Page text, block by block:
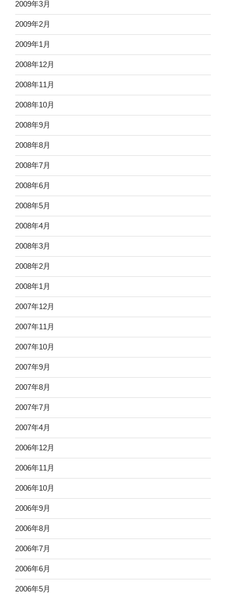
2009年3月
2009年2月
2009年1月
2008年12月
2008年11月
2008年10月
2008年9月
2008年8月
2008年7月
2008年6月
2008年5月
2008年4月
2008年3月
2008年2月
2008年1月
2007年12月
2007年11月
2007年10月
2007年9月
2007年8月
2007年7月
2007年4月
2006年12月
2006年11月
2006年10月
2006年9月
2006年8月
2006年7月
2006年6月
2006年5月